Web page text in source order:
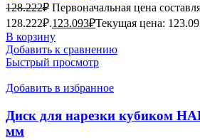
128.222₽ Первоначальная цена
128.222₽.123.093₽Текущая цена:
В корзину
Добавить к сравнению
Быстрый просмотр
Добавить в избранное
Диск для нарезки кубиком
мм